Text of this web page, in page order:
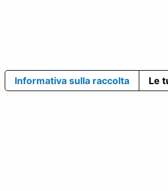
Informativa sulla raccolta Le